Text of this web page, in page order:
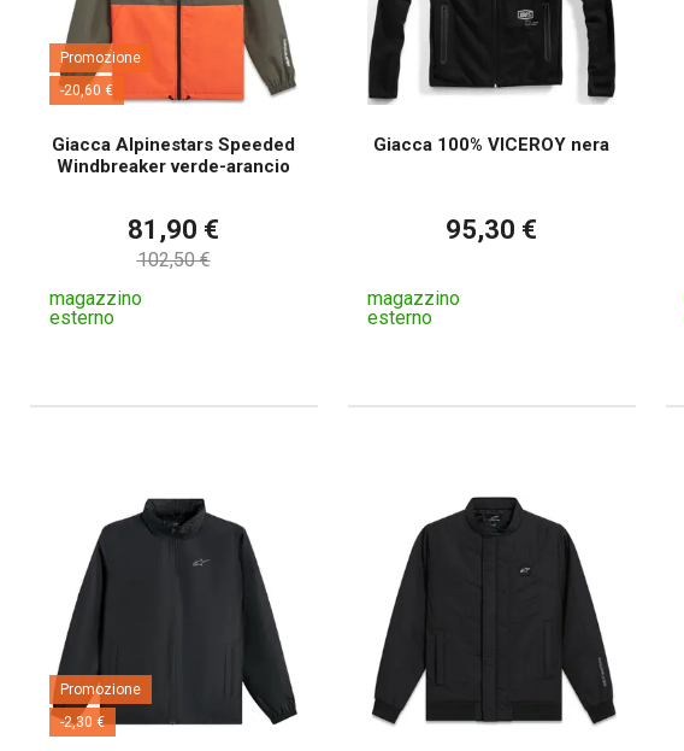
Promozione
-20,60 €
Giacca Alpinestars Speeded
Windbreaker verde-arancio
81,90 €
102,50 €
magazzino
esterno
Giacca 100% VICEROY nera
95,30 €
magazzino
esterno
Promozione
-2,30 €